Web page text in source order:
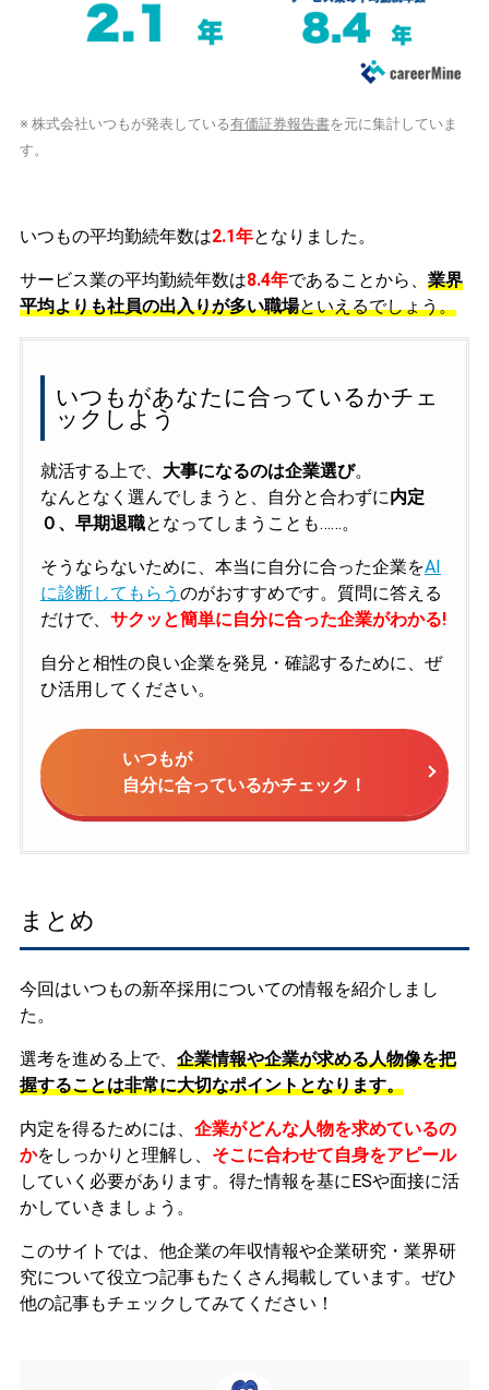
※ 株式会社いつもが発表している有価証券報告書を元に集計していま
す。
いつもの平均勤続年数は2.1年となりました。
サービス業の平均勤続年数は8.4年であることから、 業界
平均よりも社員の出入りが多い職場といえるでしょう。
いつもがあなたに合っているかチェ
ックしよう
就活する上で、 大事になるのは企業選び。
なんとなく選んでしまうと、自分と合わずに内定
０、早期退職となってしまうことも……。
そうならないために、本当に自分に合った企業をAI
に診断してもらう のがおすすめです。質問に答える
だけで、 サクッと簡単に自分に合った企業がわかる!
自分と相性の良い企業を発見・確認するために、ぜ
ひ活用してください。
いつもが
自分に合っているかチェック！
まとめ
今回はいつもの新卒採用についての情報を紹介しまし
た。
選考を進める上で、 企業情報や企業が求める人物像を把
握することは非常に大切なポイントとなります。
内定を得るためには、 企業がどんな人物を求めているの
かをしっかりと理解し、 そこに合わせて自身をアピール
していく必要があります。 得た情報を基にESや面接に活
かしていきましょう。
このサイトでは、他企業の年収情報や企業研究・業界研
究について役立つ記事もたくさん掲載しています。ぜひ
他の記事もチェックしてみてください！